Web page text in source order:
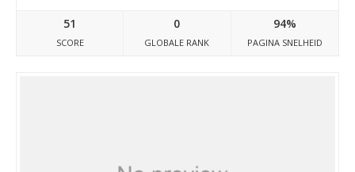
51
SCORE
0
GLOBALE RANK
94%
PAGINA SNELHEID